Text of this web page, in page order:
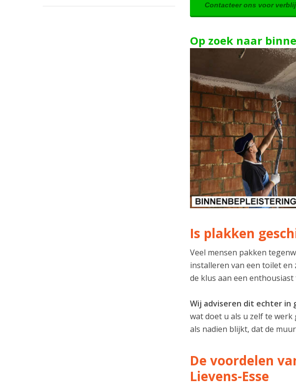
Contacteer ons voor
Op zoek naar
Is plakken
Veel mensen pakken
installeren van een toilet en
de klus aan een
Wij adviseren dit echter in
wat doet u als u zelf te
als nadien blijkt, dat de
De voordelen
Lievens-Esse